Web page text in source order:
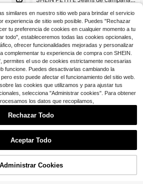
y crem
aj
on detalle de cremallera, largos, par
a mujeres petite
$ 18 -33%
9
COMPRA AHORA
similares en nuestro sitio web para brindar el servicio
experiencia de sitio web posible. Puedes "Rechazar
tu preferencia de cookies en cualquier momento a tu
todo", estableceremos todas las cookies opcionales,
ofrecer funcionalidades mejoradas y personalizar
complementar tu experiencia de compra con SHEIN.
permites el uso de cookies estrictamente necesarias
funcione. Puedes desactivarlas cambiando la
esto puede afectar el funcionamiento del sitio web.
las cookies que utilizamos y para ajustar tus
selecciona "Administrar cookies". Para obtener
los datos que recopilamos,
Rechazar Todo
Aceptar Todo
Administrar Cookies